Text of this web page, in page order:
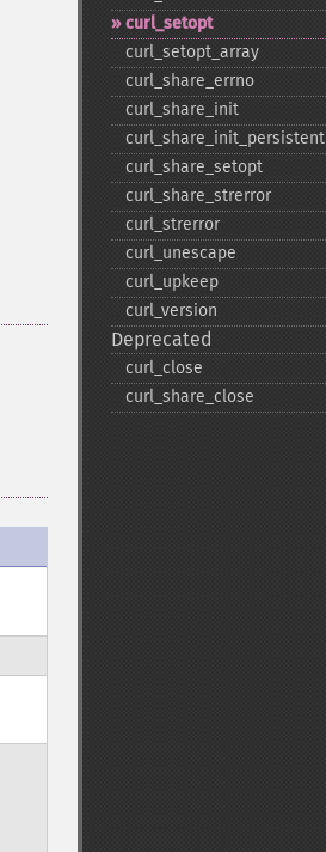
curl_​setopt
curl_​setopt_​array
curl_​share_​errno
curl_​share_​init
curl_​share_​init_​persistent
curl_​share_​setopt
curl_​share_​strerror
curl_​strerror
curl_​unescape
curl_​upkeep
curl_​version
Deprecated
curl_​close
curl_​share_​close